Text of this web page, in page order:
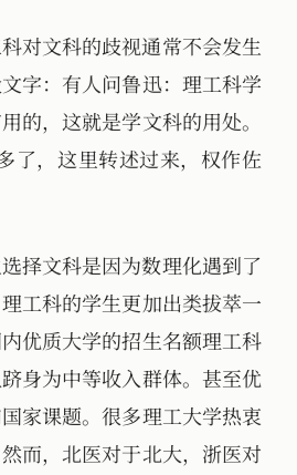
对文科的歧视通常不会发生
字：有人问鲁迅：理工科学
的，这就是学文科的用处。
了，这里转述过来，权作佐
择文科是因为数理化遇到了
工科的学生更加出类拔萃一
优质大学的招生名额理工科
身为中等收入群体。甚至优
家课题。很多理工大学热衷
而，北医对于北大，浙医对